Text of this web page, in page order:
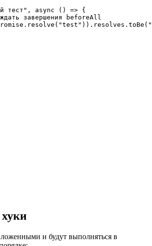
тест" , async () => {
завершения beforeAll
. resolve ( "test" )).resolves. toBe (
и будут выполняться в